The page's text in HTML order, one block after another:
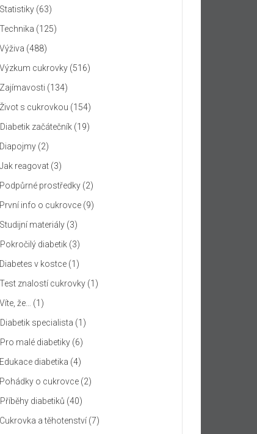
Statistiky (63)
Technika (125)
Výživa (488)
Výzkum cukrovky (516)
Zajímavosti (134)
Život s cukrovkou (154)
začátečník (19)
Diapojmy (2)
Jak reagovat (3)
Podpůrné prostředky (2)
První info o cukrovce (9)
Studijní materiály (3)
diabetik (3)
Diabetes v kostce (1)
Test znalostí cukrovky (1)
Víte, že…
(1)
specialista (1)
malé diabetiky (6)
Edukace diabetika (4)
Pohádky o cukrovce (2)
diabetiků (40)
Cukrovka a těhotenství (7)